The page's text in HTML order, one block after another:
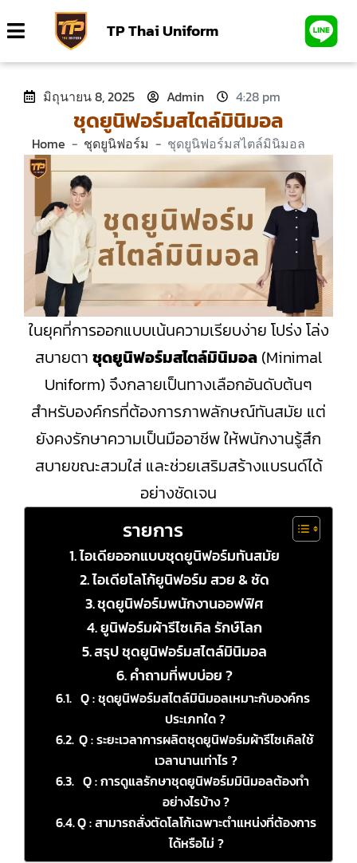
TP Thai Uniform
มิถุนายน 8, 2025 Admin 4:28 pm
ชุดยูนิฟอร์มสไตล์มินิมอล
Home - ชุดยูนิฟอร์ม - ชุดยูนิฟอร์มสไตล์มินิมอล
ในยุคที่การออกแบบเน้นความเรียบง่าย โปร่ง โล่ง
สบายตา ชุดยูนิฟอร์มสไตล์มินิมอล (Minimal
Uniform) จึงกลายเป็นทางเลือกอันดับต้นๆ
สำหรับองค์กรที่ต้องการภาพลักษณ์ทันสมัย แต่
ยังคงรักษาความเป็นมืออาชีพ ให้พนักงานรู้สึก
สบายขณะสวมใส่ และช่วยเสริมสร้างแบรนด์ได้
อย่างชัดเจน
รายการ
ไอเดียออกแบบชุดยูนิฟอร์มทันสมัย
ไอเดียโลโก้ยูนิฟอร์ม สวย & ชัด
ชุดยูนิฟอร์มพนักงานออฟฟิศ
ยูนิฟอร์มผ้ารีไซเคิล รักษ์โลก
สรุป ชุดยูนิฟอร์มสไตล์มินิมอล
คำถามที่พบบ่อย ?
Q : ชุดยูนิฟอร์มสไตล์มินิมอลเหมาะกับองค์กร
ประเภทใด ?
Q : ระยะเวลาการผลิตชุดยูนิฟอร์มผ้ารีไซเคิลใช้
เวลานานเท่าไร ?
Q : การดูแลรักษาชุดยูนิฟอร์มมินิมอลต้องทำ
อย่างไรบ้าง ?
Q : สามารถสั่งตัดโลโก้เฉพาะตำแหน่งที่ต้องการ
ได้หรือไม่ ?